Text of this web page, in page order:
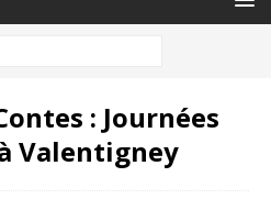
: Journées
Valentigney